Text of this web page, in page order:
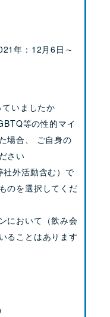
年：12月6日～
いましたか
等の性的マイ
場合、 ご自身の
さい
社外活動含む）で
のを選択してくだ
において（飲み会
ることはあります